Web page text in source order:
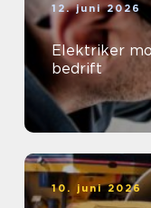
12. juni 2026
Elektriker molde trygg strøm i
bedrift
10. juni 2026